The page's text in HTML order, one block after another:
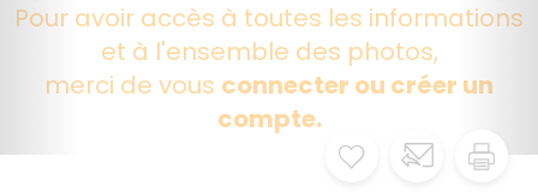
Pour avoir accès à toutes les informations
et à l'ensemble des photos,
merci de vous connecter ou créer un
compte.